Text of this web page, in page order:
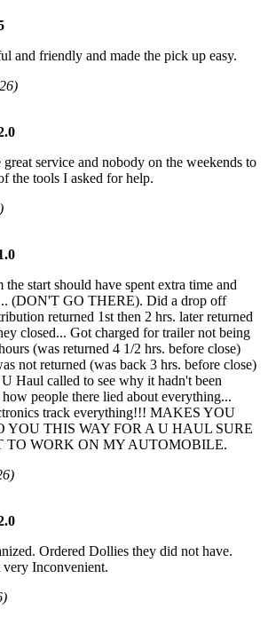
and friendly and made the pick up easy.
great service and nobody on the weekends to
the tools I asked for help.
start should have spent extra time and
(DON'T GO THERE). Did a drop off
returned 1st then 2 hrs. later returned
closed... Got charged for trailer not being
(was returned 4 1/2 hrs. before close)
not returned (was back 3 hrs. before close)
Haul called to see why it hadn't been
people there lied about everything...
track everything!!! MAKES YOU
YOU THIS WAY FOR A U HAUL SURE
TO WORK ON MY AUTOMOBILE.
Ordered Dollies they did not have.
very Inconvenient.